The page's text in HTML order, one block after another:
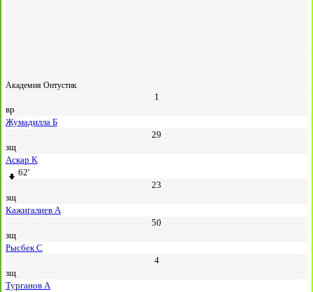
Академия Онтустик
1
вр
Жумадилла Б
29
зщ
Аскар К
62'
23
зщ
Кажигалиев А
50
зщ
Рысбек С
4
зщ
Турганов А